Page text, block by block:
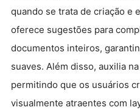
quando se trata de criação e
oferece sugestões para
documentos inteiros,
suaves. Além disso, auxilia
permitindo que os usuários
visualmente atraentes com